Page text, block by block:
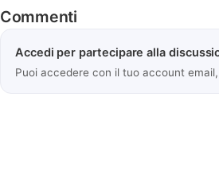
Commenti
Accedi per partecipare alla
Puoi accedere con il tuo account